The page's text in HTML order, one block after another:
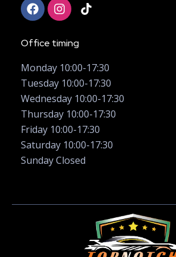
Office timing
Monday 10:00-17:30
Tuesday 10:00-17:30
Wednesday 10:00-17:30
Thursday 10:00-17:30
Friday 10:00-17:30
Saturday 10:00-17:30
Sunday Closed